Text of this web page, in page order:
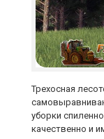
Трехосная
уборки
качественно и